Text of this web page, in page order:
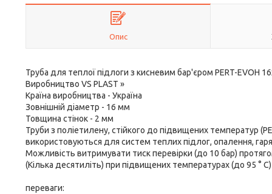
Опис
Труба для теплої підлоги з кисневим бар'єром PERT-EVOH
Виробництво VS PLAST »
Країна виробництва - Україна
Зовнішній діаметр - 16 мм
Товщина стінок - 2 мм
Труби з поліетилену, стійкого до підвищених температур
використовуються для систем теплих підлог, опалення,
Можливість витримувати тиск перевірки (до 10 бар)
(Кілька десятиліть) при підвищених температурах (до 95 °
переваги: